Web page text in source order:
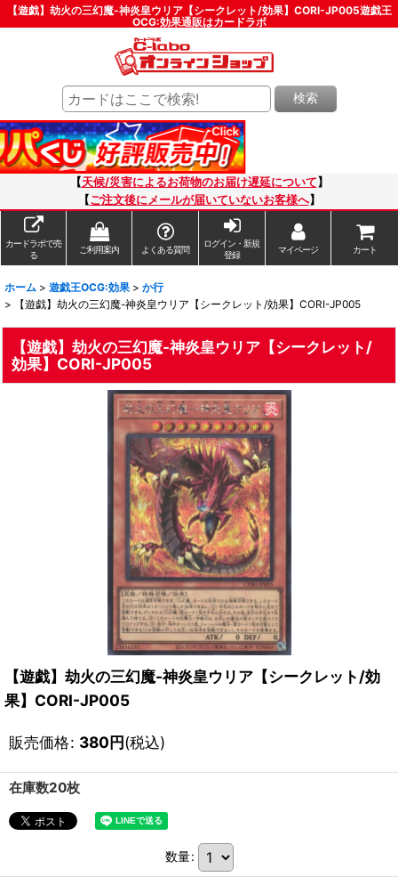
【遊戯】劫火の三幻魔-神炎皇ウリア【シークレット/効果】CORI-JP005遊戯王
OCG:効果通販はカードラボ
検索
【天候/災害によるお荷物のお届け遅延について 】
【ご注文後にメールが届いていないお客様へ】
カードラボで売
る
ご利用案内 よくある質問
ログイン・新規
登録
マイページ カート
ホーム > 遊戯王OCG:効果 > か行
>
【遊戯】劫火の三幻魔-神炎皇ウリア【シークレット/効果】CORI-JP005
【遊戯】劫火の三幻魔-神炎皇ウリア【シークレット/
効果】CORI-JP005
【遊戯】劫火の三幻魔-神炎皇ウリア【シークレット/効
果】CORI-JP005
販売価格: 380円(税込)
在庫数20枚
数量: